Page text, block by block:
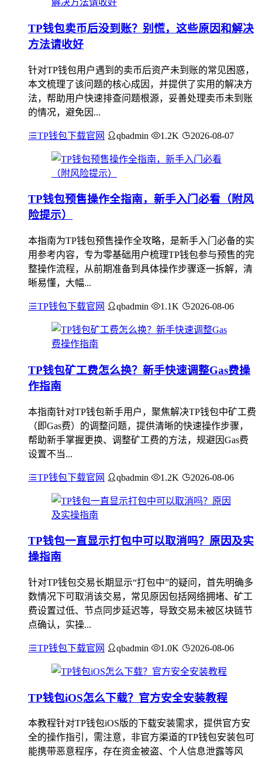
TP钱包卖币后没到账？别慌，这些原因和解决
方法请收好
针对TP钱包用户遇到的卖币后资产未到账的常见困惑，
本文梳理了该问题的核心成因，并提供了实用的解决方
法，帮助用户快速排查问题根源，妥善处理卖币未到账
的情况，避免因...
TP钱包下载官网 qbadmin 1.2K 2026-08-07
TP钱包预售操作全指南，新手入门必看（附风
险提示）
本指南为TP钱包预售操作全攻略，是新手入门必备的实
用参考内容，专为零基础用户梳理TP钱包参与预售的完
整操作流程，从前期准备到具体操作步骤逐一拆解，清
晰易懂，大幅...
TP钱包下载官网 qbadmin 1.1K 2026-08-06
TP钱包矿工费怎么换？新手快速调整Gas费操
作指南
本指南针对TP钱包新手用户，聚焦解决TP钱包中矿工费
（即Gas费）的调整问题，提供清晰的快速操作步骤，
帮助新手掌握更换、调整矿工费的方法，规避因Gas费
设置不当...
TP钱包下载官网 qbadmin 1.2K 2026-08-06
TP钱包一直显示打包中可以取消吗？原因及实
操指南
针对TP钱包交易长期显示“打包中”的疑问，首先明确多
数情况下可取消该交易，常见原因包括网络拥堵、矿工
费设置过低、节点同步延迟等，导致交易未被区块链节
点确认，实操...
TP钱包下载官网 qbadmin 1.0K 2026-08-06
TP钱包iOS怎么下载？官方安全安装教程
本教程针对TP钱包iOS版的下载安装需求，提供官方安
全的操作指引，需注意，非官方渠道的TP钱包安装包可
能携带恶意程序，存在资金被盗、个人信息泄露等风